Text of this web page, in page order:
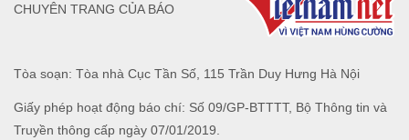
Tòa soạn: Tòa nhà Cục Tần Số, 115 Trần Duy Hưng Hà Nội
Giấy phép hoạt động báo chí: Số 09/GP-BTTTT, Bộ Thông tin và
Truyền thông cấp ngày 07/01/2019.
CHUYÊN TRANG CỦA BÁO